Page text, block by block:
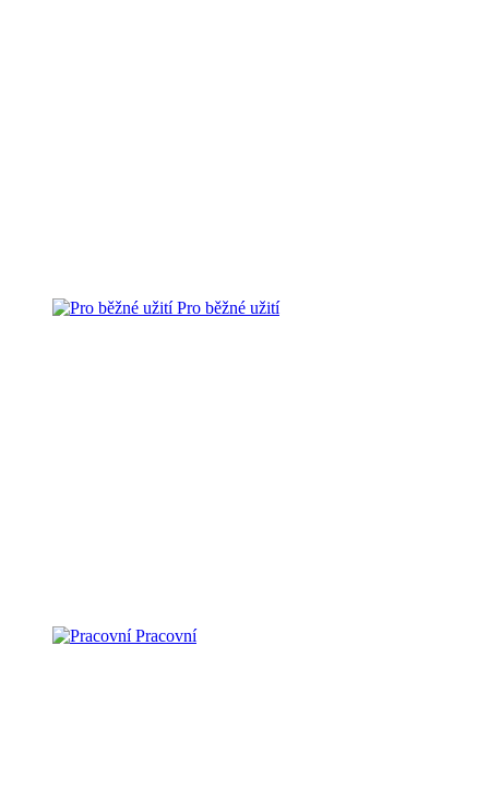
Pro běžné užití
Pracovní